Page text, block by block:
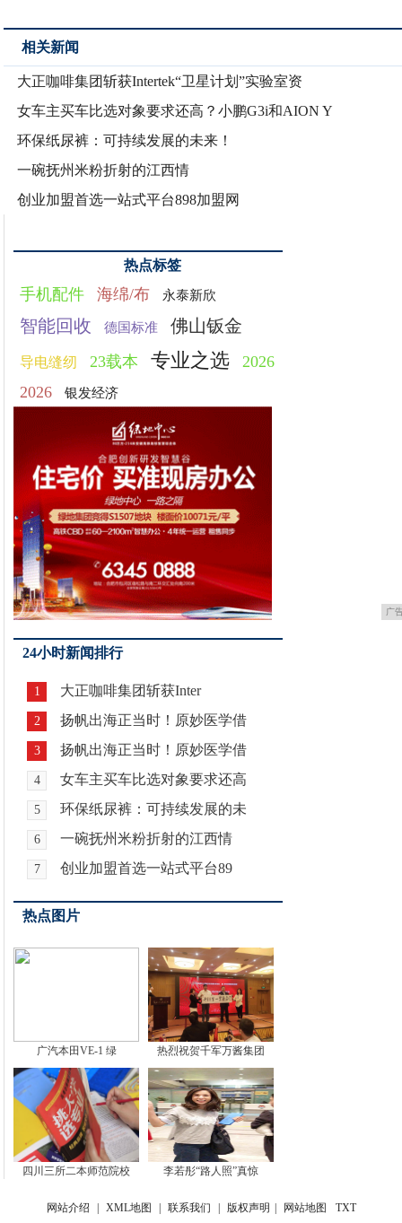
相关新闻
大正咖啡集团斩获Intertek“卫星计划”实验室资
女车主买车比选对象要求还高？小鹏G3i和AION Y
环保纸尿裤：可持续发展的未来！
一碗抚州米粉折射的江西情
创业加盟首选一站式平台898加盟网
热点标签
手机配件 海绵/布 永泰新欣
智能回收 德国标准 佛山钣金
导电缝纫 23载本 专业之选
2026
2026
银发经济
广
24小时新闻排行
1 大正咖啡集团斩获Inter
2 扬帆出海正当时！原妙医学借
3 扬帆出海正当时！原妙医学借
4 女车主买车比选对象要求还高
5 环保纸尿裤：可持续发展的未
6 一碗抚州米粉折射的江西情
7 创业加盟首选一站式平台89
热点图片
广汽本田VE-1 绿 热烈祝贺千军万酱集团
四川三所二本师范院校 李若彤“路人照”真惊
网站介绍 XML地图 联系我们 版权声明 网站地图
TXT